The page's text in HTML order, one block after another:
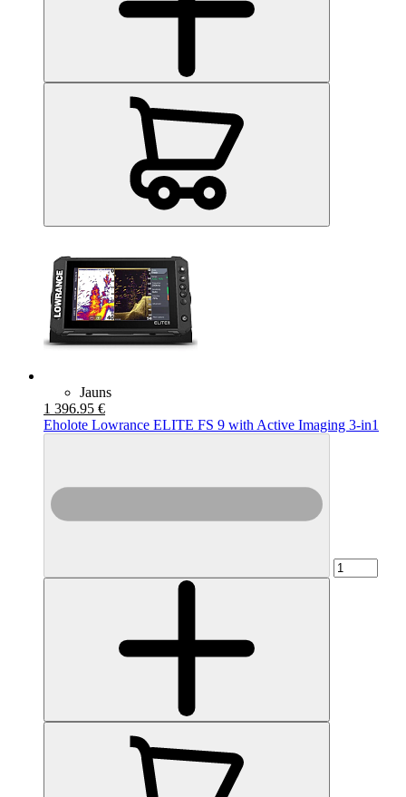
Jauns
1 396.95 €
Eholote Lowrance ELITE FS 9 with Active Imaging 3-in1